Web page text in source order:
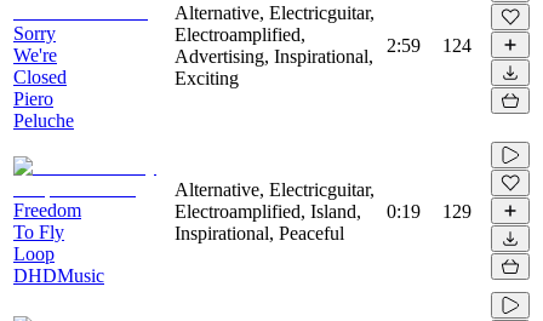
Sorry
We're
Closed
Piero
Peluche
Alternative, Electricguitar,
Electroamplified,
Advertising, Inspirational,
Exciting
2:59 124
Freedom
To Fly
Loop
DHDMusic
Alternative, Electricguitar,
Electroamplified, Island,
Inspirational, Peaceful
0:19 129